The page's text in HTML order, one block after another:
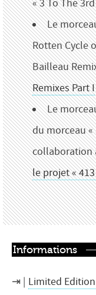
« 3 To The
Le
Rotten Cycle
Bailleau
Remixes Part I
Le
du morceau «
collaboration
le projet «
Informations
Limited